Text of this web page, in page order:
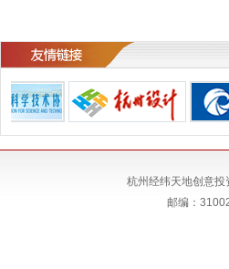
杭州经纬天地创意
邮编：